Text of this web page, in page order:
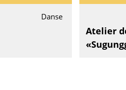
Danse
Atelier